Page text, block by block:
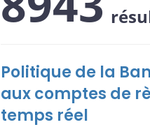
Politique de la
aux comptes de
temps réel